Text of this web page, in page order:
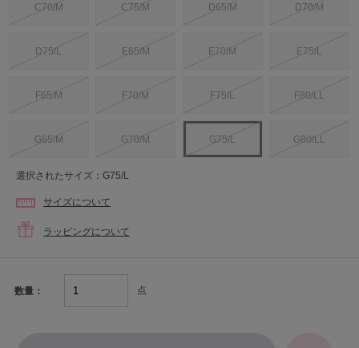
C70/M C75/M D65/M D70/M
D75/L E65/M E70/M E75/L
F65/M F70/M F75/L F80/LL
G65/M G70/M G75/L G80/LL
選択されたサイズ：G75/L
サイズについて
ラッピングについて
数量： 点